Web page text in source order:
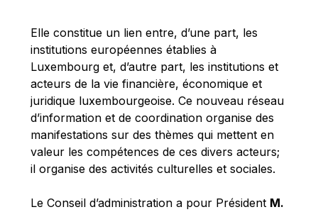
Mireille Delmas-Marty
Nobuo Tanaka
Otmar Issing
Paolo Mengozzi
Paschal Donohoe
Pat Cox
Patrizia Nanz
Philippe Maystadt
Elle constitue un lien entre, d’une part, les
institutions européennes établies à
Luxembourg et, d’autre part, les institutions et
acteurs de la vie financière, économique et
juridique luxembourgeoise. Ce nouveau réseau
d’information et de coordination organise des
manifestations sur des thèmes qui mettent en
valeur les compétences de ces divers acteurs;
il organise des activités culturelles et sociales.
Le Conseil d’administration a pour Président M.